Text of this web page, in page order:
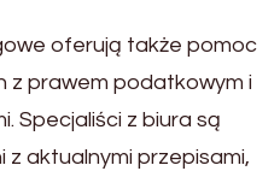
oferują także pomoc
z prawem podatkowym i
Specjaliści z biura są
aktualnymi przepisami,